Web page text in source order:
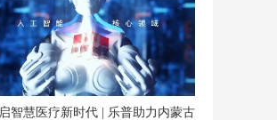
智慧医疗新时代 | 乐普助力内蒙古